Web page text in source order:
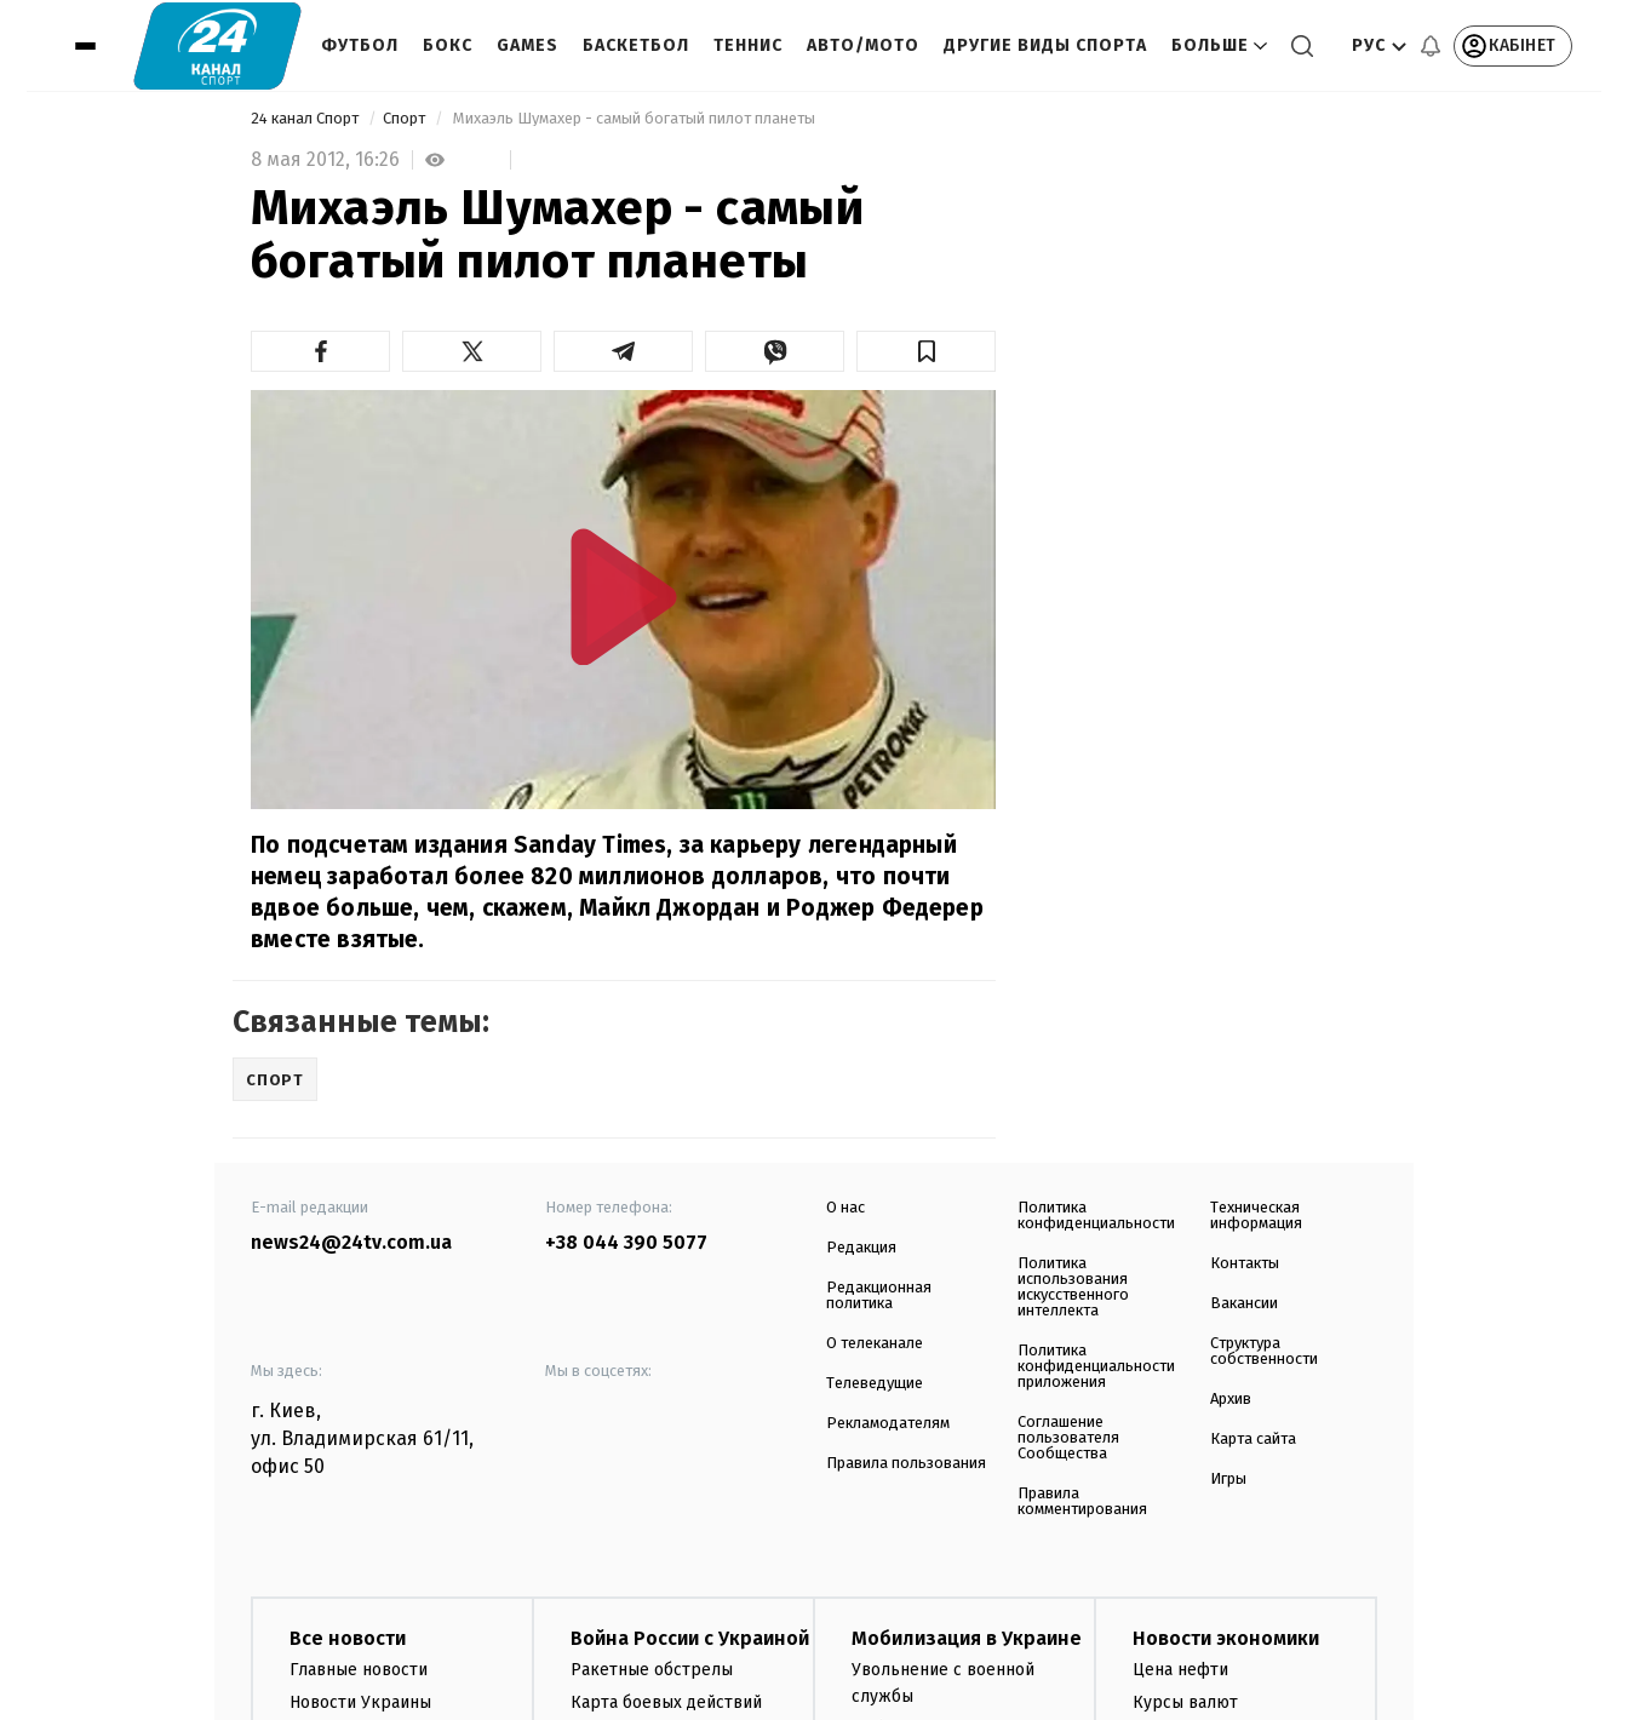
ФУТБОЛ БОКС GAMES БАСКЕТБОЛ ТЕННИС АВТО/МОТО ДРУГИЕ ВИДЫ СПОРТА БОЛЬШЕ РУС КАБІНЕТ
24 канал Спорт Спорт Михаэль Шумахер - самый богатый пилот планеты
8 мая 2012, 16:26
Михаэль Шумахер - самый
богатый пилот планеты
По подсчетам издания Sanday Times, за карьеру легендарный
немец заработал более 820 миллионов долларов, что почти
вдвое больше, чем, скажем, Майкл Джордан и Роджер Федерер
вместе взятые.
Связанные темы:
СПОРТ
E-mail редакции
news24@24tv.com.ua
Номер телефона:
+38 044 390 5077
Мы здесь:
г. Киев,
ул. Владимирская 61/11,
офис 50
Мы в соцсетях:
О нас
Редакция
Редакционная
политика
О телеканале
Телеведущие
Рекламодателям
Правила пользования
Политика
конфиденциальности
Политика
использования
искусственного
интеллекта
Политика
конфиденциальности
приложения
Соглашение
пользователя
Сообщества
Правила
комментирования
Техническая
информация
Контакты
Вакансии
Структура
собственности
Архив
Карта сайта
Игры
Все новости
Главные новости
Новости Украины
Война России с Украиной
Ракетные обстрелы
Карта боевых действий
Мобилизация в Украине
Увольнение с военной
службы
Новости экономики
Цена нефти
Курсы валют